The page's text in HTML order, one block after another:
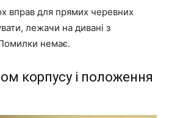
вправ для прямих черевних
лежачи на дивані з
немає.
корпусу і положення